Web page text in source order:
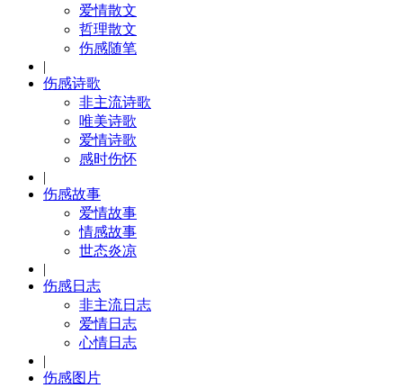
爱情散文
哲理散文
伤感随笔
|
伤感诗歌
非主流诗歌
唯美诗歌
爱情诗歌
感时伤怀
|
伤感故事
爱情故事
情感故事
世态炎凉
|
伤感日志
非主流日志
爱情日志
心情日志
|
伤感图片